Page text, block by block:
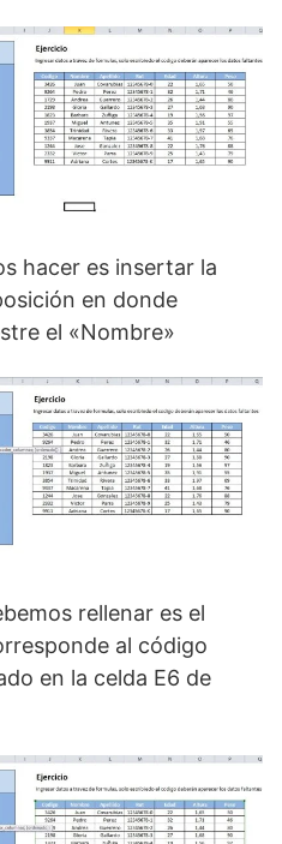
hacer es insertar la
en donde
el «Nombre»
rellenar es el
al código
en la celda E6 de